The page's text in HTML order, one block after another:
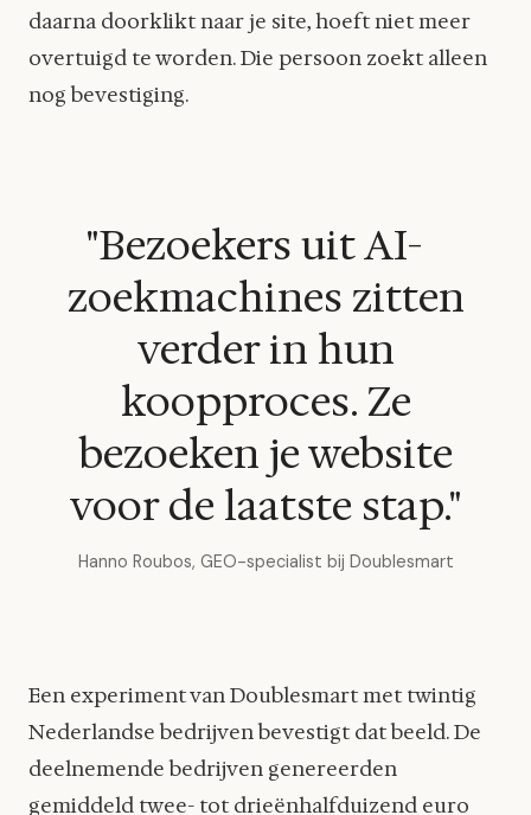
daarna doorklikt naar je site, hoeft niet meer
overtuigd te worden. Die persoon zoekt alleen
nog bevestiging.
"Bezoekers uit AI-
zoekmachines zitten
verder in hun
koopproces. Ze
bezoeken je website
voor de laatste stap."
Hanno Roubos, GEO-specialist bij Doublesmart
Een experiment van Doublesmart met twintig
Nederlandse bedrijven bevestigt dat beeld. De
deelnemende bedrijven genereerden
gemiddeld twee- tot drieënhalfduizend euro